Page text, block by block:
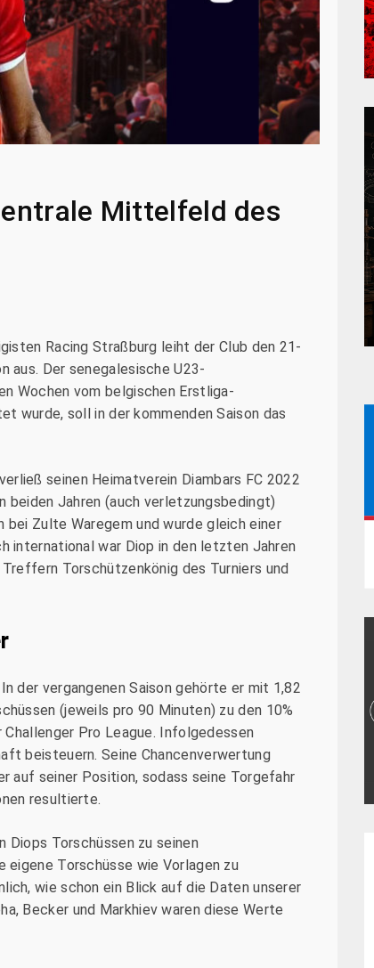
Mittelfeld des
Racing Straßburg leiht der Club den 21-
aus. Der senegalesische U23-
Wochen vom belgischen Erstliga-
wurde, soll in der kommenden Saison das
seinen Heimatverein Diambars FC 2022
beiden Jahren (auch verletzungsbedingt)
Zulte Waregem und wurde gleich einer
international war Diop in den letzten Jahren
Torschützenkönig des Turniers und
der vergangenen Saison gehörte er mit 1,82
(jeweils pro 90 Minuten) zu den 10%
Pro League. Infolgedessen
beisteuern. Seine Chancenverwertung
auf seiner Position, sodass seine Torgefahr
resultierte.
Diops Torschüssen zu seinen
Torschüsse wie Vorlagen zu
wie schon ein Blick auf die Daten unserer
Becker und Markhiev waren diese Werte